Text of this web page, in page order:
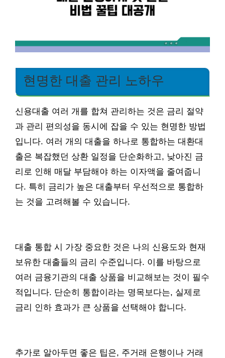
현명한 대출 관리 노하우
신용대출 여러 개를 합쳐 관리하는 것은 금리 절약
과 관리 편의성을 동시에 잡을 수 있는 현명한 방법
입니다. 여러 개의 대출을 하나로 통합하는 대환대
출은 복잡했던 상환 일정을 단순화하고, 낮아진 금
리로 인해 매달 부담해야 하는 이자액을 줄여줍니
다. 특히 금리가 높은 대출부터 우선적으로 통합하
는 것을 고려해볼 수 있습니다.
대출 통합 시 가장 중요한 것은 나의 신용도와 현재
보유한 대출들의 금리 수준입니다. 이를 바탕으로
여러 금융기관의 대출 상품을 비교해보는 것이 필수
적입니다. 단순히 통합이라는 명목보다는, 실제로
금리 인하 효과가 큰 상품을 선택해야 합니다.
추가로 알아두면 좋은 팁은, 주거래 은행이나 거래